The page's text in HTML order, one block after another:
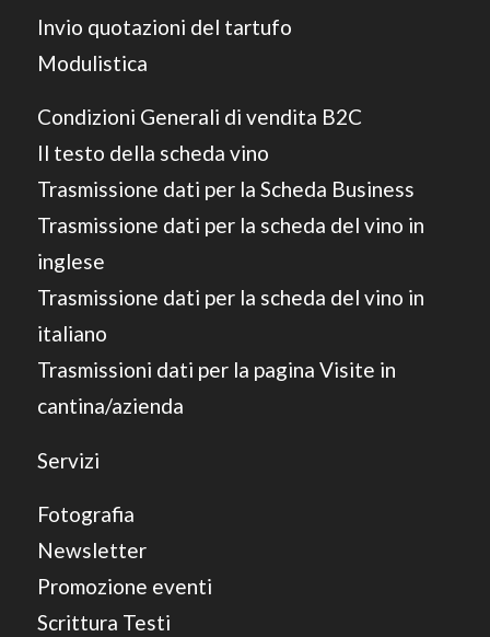
Invio quotazioni del tartufo
Modulistica
Condizioni Generali di vendita B2C
Il testo della scheda vino
Trasmissione dati per la Scheda Business
Trasmissione dati per la scheda del vino in
inglese
Trasmissione dati per la scheda del vino in
italiano
Trasmissioni dati per la pagina Visite in
cantina/azienda
Servizi
Fotografia
Newsletter
Promozione eventi
Scrittura Testi